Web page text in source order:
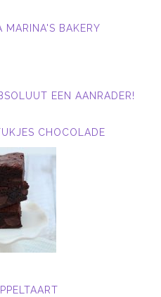
MARINA'S BAKERY
EEN AANRADER!
CHOCOLADE